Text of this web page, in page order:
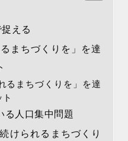
える
まちづくりを」を達
るまちづくりを」を達
る人口集中問題
けられるまちづくり